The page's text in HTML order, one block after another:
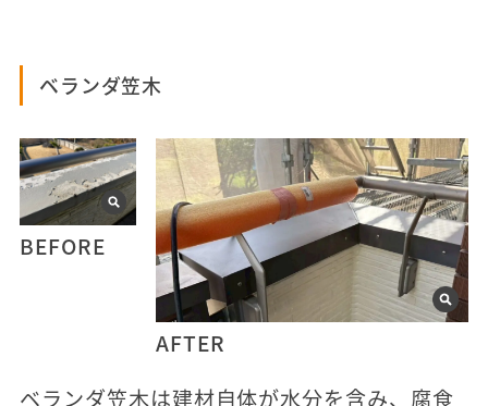
ベランダ笠木
BEFORE
AFTER
ベランダ笠木は建材自体が水分を含み、腐食